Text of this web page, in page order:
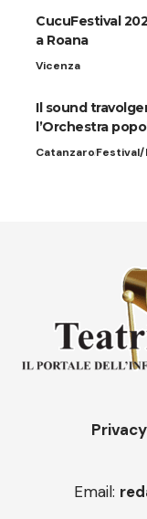
CucuFestival
a Roana
Vicenza
Il sound
l’Orchestra
CatanzaroFestival/
Email: